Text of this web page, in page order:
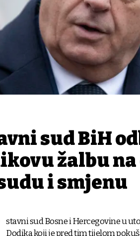
sud BiH
žalbu na
i smjenu
stavni sud Bosne i Hercegovine u
Dodika koji je pred tim tijelom